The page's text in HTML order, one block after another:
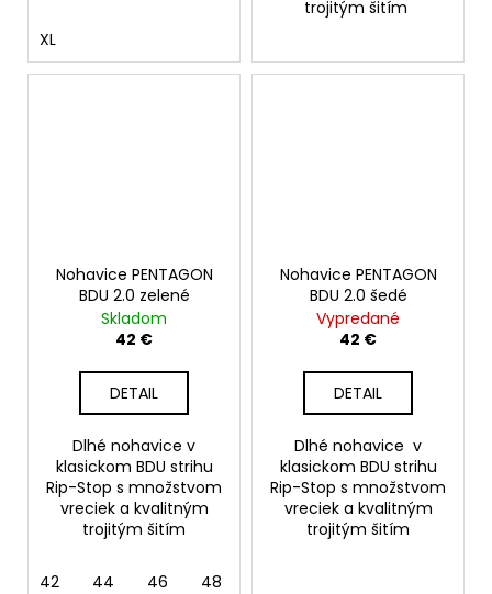
XL
trojitým šitím
Nohavice PENTAGON
BDU 2.0 zelené
Skladom
42 €
DETAIL
Dlhé nohavice v
klasickom BDU strihu
Rip-Stop s množstvom
vreciek a kvalitným
trojitým šitím
42 44 46 48
Nohavice PENTAGON
BDU 2.0 šedé
Vypredané
42 €
DETAIL
Dlhé nohavice v
klasickom BDU strihu
Rip-Stop s množstvom
vreciek a kvalitným
trojitým šitím